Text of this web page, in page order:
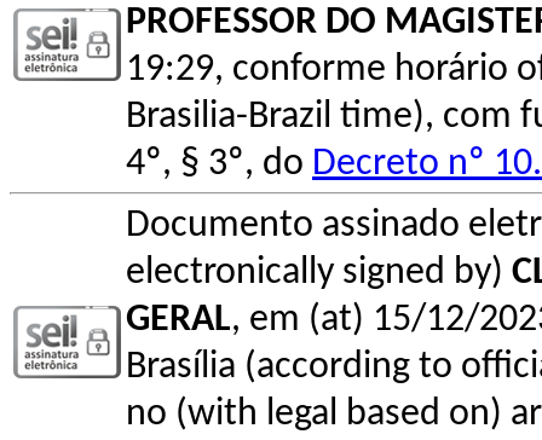
PROFESSOR DO
19:29, conforme horário
Brasilia-Brazil time), com
4º, § 3º, do Decreto nº
Documento assinado
electronically signed by)
GERAL, em (at) 15/12/
Brasília (according to
no (with legal based on)